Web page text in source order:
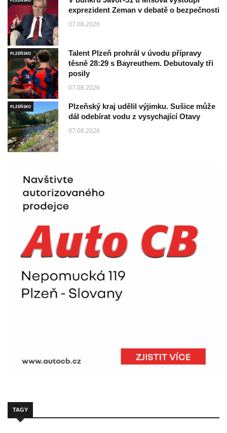
exprezident Zeman v debatě o bezpečnosti
07.08.2026
PLZEŇSKO
Talent Plzeň prohrál v úvodu přípravy
těsně 28:29 s Bayreuthem. Debutovaly tři
posily
07.08.2026
PLZEŇSKO
Plzeňský kraj udělil výjimku. Sušice může
dál odebírat vodu z vysychající Otavy
07.08.2026
TAGY